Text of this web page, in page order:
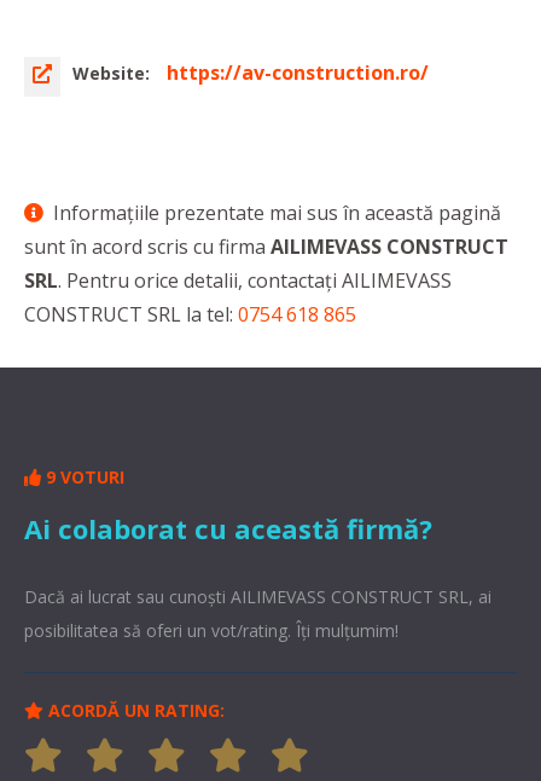
Website: https://av-construction.ro/
Informaţiile prezentate mai sus în această pagină
sunt în acord scris cu firma AILIMEVASS CONSTRUCT
SRL. Pentru orice detalii, contactaţi AILIMEVASS
CONSTRUCT SRL la tel: 0754 618 865
9 VOTURI
Ai colaborat cu această firmă?
Dacă ai lucrat sau cunoşti AILIMEVASS CONSTRUCT SRL, ai
posibilitatea să oferi un vot/rating. Îți mulțumim!
ACORDĂ UN RATING: